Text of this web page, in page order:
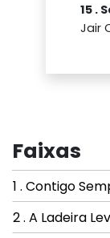
15 .
Jair
Faixas
1 . Contigo
2 . A Ladeira